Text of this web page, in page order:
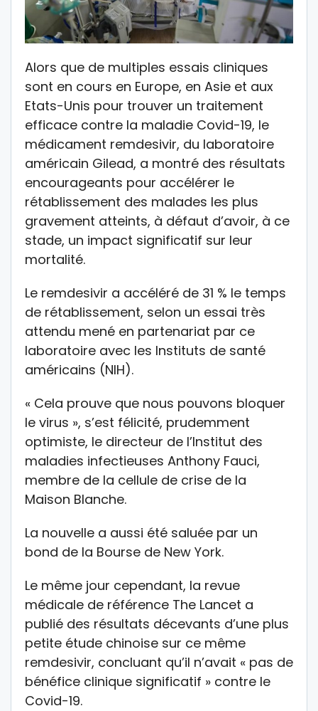
Alors que de multiples essais cliniques
sont en cours en Europe, en Asie et aux
Etats-Unis pour trouver un traitement
efficace contre la maladie Covid-19, le
médicament remdesivir, du laboratoire
américain Gilead, a montré des résultats
encourageants pour accélérer le
rétablissement des malades les plus
gravement atteints, à défaut d’avoir, à ce
stade, un impact significatif sur leur
mortalité.
Le remdesivir a accéléré de 31 % le temps
de rétablissement, selon un essai très
attendu mené en partenariat par ce
laboratoire avec les Instituts de santé
américains (NIH).
« Cela prouve que nous pouvons bloquer
le virus », s’est félicité, prudemment
optimiste, le directeur de l’Institut des
maladies infectieuses Anthony Fauci,
membre de la cellule de crise de la
Maison Blanche.
La nouvelle a aussi été saluée par un
bond de la Bourse de New York.
Le même jour cependant, la revue
médicale de référence The Lancet a
publié des résultats décevants d’une plus
petite étude chinoise sur ce même
remdesivir, concluant qu’il n’avait « pas de
bénéfice clinique significatif » contre le
Covid-19.